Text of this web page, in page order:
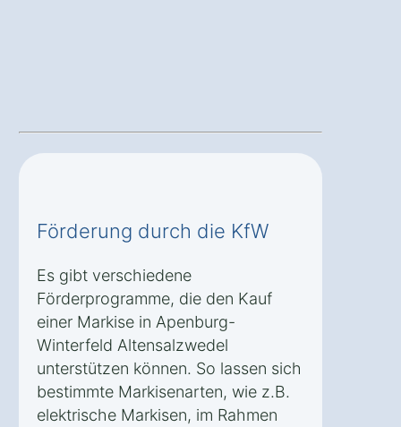
Förderung durch die KfW
Es gibt verschiedene
Förderprogramme, die den Kauf
einer Markise in Apenburg-
Winterfeld Altensalzwedel
unterstützen können. So lassen sich
bestimmte Markisenarten, wie z.B.
elektrische Markisen, im Rahmen